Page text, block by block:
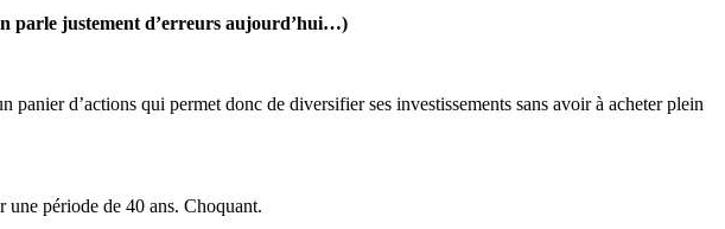
parle justement d’erreurs aujourd’hui…)
d’actions qui permet donc de diversifier ses investissements sans avoir à acheter plein
une période de 40 ans. Choquant.